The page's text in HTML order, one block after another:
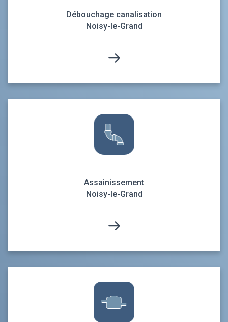
Débouchage canalisation
Noisy-le-Grand
Assainissement
Noisy-le-Grand